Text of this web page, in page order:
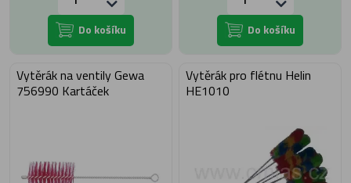
Do košíku Do košíku
Vytěrák na ventily Gewa
756990 Kartáček
Vytěrák pro flétnu Helin
HE1010